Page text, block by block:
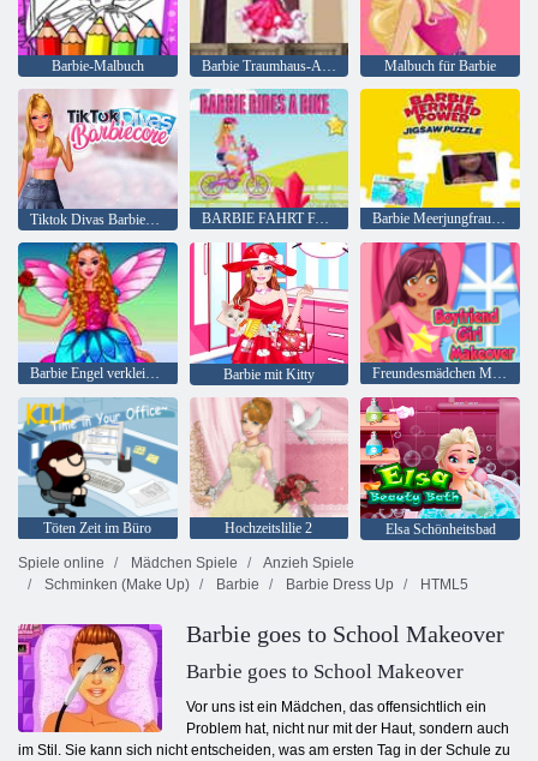
Barbie-Malbuch Malbuch für Barbie
Tiktok Divas Barbiecore BARBIE FAHRT FAHRRAD Barbie Meerjungfrau Power-Puzzle
Barbie Engel verkleiden sich Barbie mit Kitty Freundesmädchen Makeover
Töten Zeit im Büro Hochzeitslilie 2
Elsa Schönheitsbad
Spiele online
Mädchen Spiele
Anzieh Spiele
Schminken (Make Up)
Barbie Barbie Dress Up HTML5
Barbie goes to School Makeover
Barbie goes to School Makeover
Vor uns ist ein Mädchen, das offensichtlich ein
Problem hat, nicht nur mit der Haut, sondern auch
im Stil. Sie kann sich nicht entscheiden, was am ersten Tag in der Schule zu